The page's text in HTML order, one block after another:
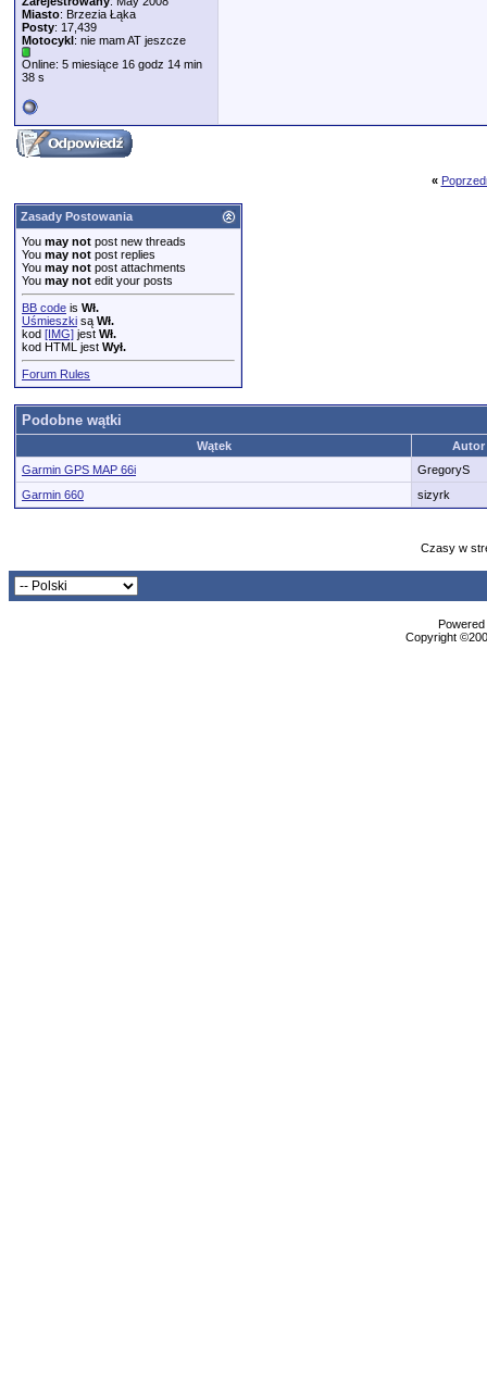
Miasto: Brzezia Łąka
Posty: 17,439
Motocykl: nie mam AT jeszcze
Online: 5 miesiące 16 godz 14 min
38 s
«
Zasady Postowania
You may not post new threads
You may not post replies
You may not post attachments
You may not edit your posts
BB code is Wł.
Uśmieszki są Wł.
kod [IMG] jest Wł.
kod HTML jest Wył.
Forum Rules
Podobne wątki
Wątek
Autor
Garmin GPS MAP 66i
GregoryS
Garmin 660
sizyrk
Czasy w
Copyright